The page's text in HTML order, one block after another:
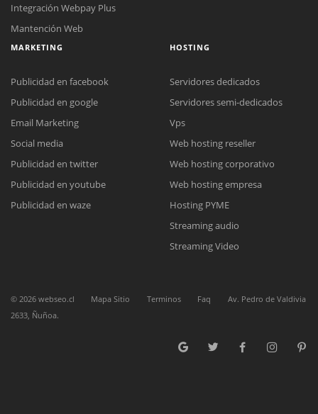
Reunión online
Nuestros ejecutivos le enviarán un correo electrónico con el enlace a
Meet para la reunión online.
Cotización
Complete el formulario y nos contactaremos a la brevedad.
Chat Online
para enviarnos un correo electrónico con sus datos personales.
Integración Webpay Plus
Mantención Web
MARKETING
Publicidad en facebook
Publicidad en google
Email Marketing
Social media
Publicidad en twitter
Publicidad en youtube
Publicidad en waze
HOSTING
Servidores dedicados
Servidores semi-dedicados
Vps
Web hosting reseller
Web hosting corporativo
Web hosting empresa
Hosting PYME
Streaming audio
Streaming Video
© 2026 webseo.cl Mapa Sitio Terminos Faq
Av. Pedro de Valdivia
2633, Ñuñoa.